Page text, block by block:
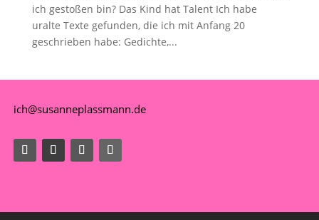
ich gestoßen bin? Das Kind hat Talent Ich habe
uralte Texte gefunden, die ich mit Anfang 20
geschrieben habe: Gedichte,...
ich@susanneplassmann.de